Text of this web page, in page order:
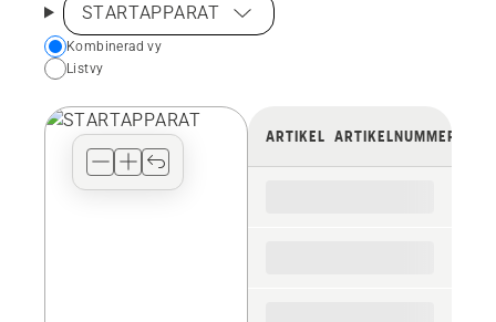
STARTAPPARAT
Choose
your
view
Kombinerad vy
Listvy
ARTIKEL ARTIKELNUMMER